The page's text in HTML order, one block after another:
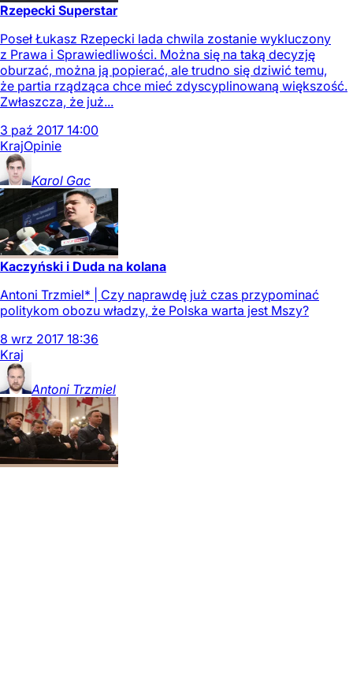
Rzepecki Superstar
Poseł Łukasz Rzepecki lada chwila zostanie wykluczony
z Prawa i Sprawiedliwości. Można się na taką decyzję
oburzać, można ją popierać, ale trudno się dziwić temu,
że partia rządząca chce mieć zdyscyplinowaną większość.
Zwłaszcza, że już...
3 paź 2017 14:00
KrajOpinie
Karol Gac
Kaczyński i Duda na kolana
Antoni Trzmiel* | Czy naprawdę już czas przypominać
politykom obozu władzy, że Polska warta jest Mszy?
8 wrz 2017 18:36
Kraj
Antoni Trzmiel